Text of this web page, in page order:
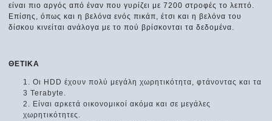
είναι πιο αργός από έναν που γυρίζει με 7200 στροφές το λεπτό.
Επίσης, όπως και η βελόνα ενός πικάπ, έτσι και η βελόνα του
δίσκου κινείται ανάλογα με το πού βρίσκονται τα δεδομένα.
ΘΕΤΙΚΑ
Οι HDD έχουν πολύ μεγάλη χωρητικότητα, φτάνοντας και τα
3 Terabyte.
Είναι αρκετά οικονομικοί ακόμα και σε μεγάλες
χωρητικότητες.